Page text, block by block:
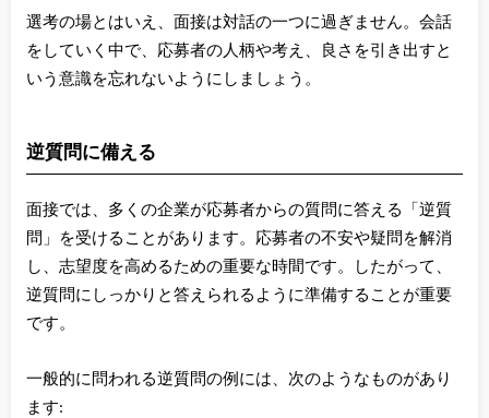
選考の場とはいえ、面接は対話の一つに過ぎません。会話
をしていく中で、応募者の人柄や考え、良さを引き出すと
いう意識を忘れないようにしましょう。
逆質問に備える
面接では、多くの企業が応募者からの質問に答える「逆質
問」を受けることがあります。応募者の不安や疑問を解消
し、志望度を高めるための重要な時間です。したがって、
逆質問にしっかりと答えられるように準備することが重要
です。
一般的に問われる逆質問の例には、次のようなものがあり
ます: